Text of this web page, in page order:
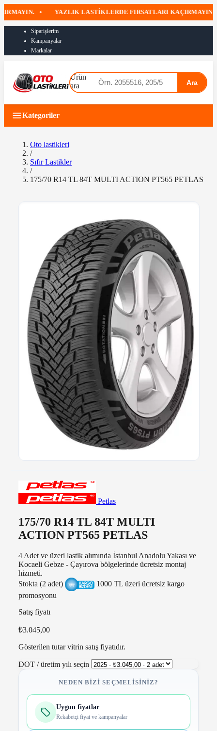
• YAZLIK LASTIKLERDE FIRSATLARI KAÇIRMAYIN •
Siparişlerim
Kampanyalar
Markalar
Ürün
ara
Ara
Kategoriler
Oto lastikleri
/
Sıfır Lastikler
/
175/70 R14 TL 84T MULTI ACTION PT565 PETLAS
Petlas
175/70 R14 TL 84T MULTI
ACTION PT565 PETLAS
4 Adet ve üzeri lastik alımında İstanbul Anadolu Yakası ve
Kocaeli Gebze - Çayırova bölgelerinde ücretsiz montaj
hizmeti.
Stokta (2 adet)
1000 TL üzeri ücretsiz kargo
promosyonu
Satış fiyatı
₺3.045,00
Gösterilen tutar vitrin satış fiyatıdır.
DOT / üretim yılı seçin
NEDEN BIZI SEÇMELISINIZ?
Uygun fiyatlar
Rekabetçi fiyat ve kampanyalar